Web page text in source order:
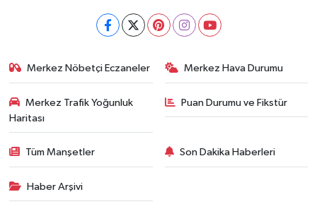
Merkez Nöbetçi Eczaneler Merkez Hava Durumu
Merkez Trafik Yoğunluk
Haritası
Puan Durumu ve Fikstür
Tüm Manşetler Son Dakika Haberleri
Haber Arşivi